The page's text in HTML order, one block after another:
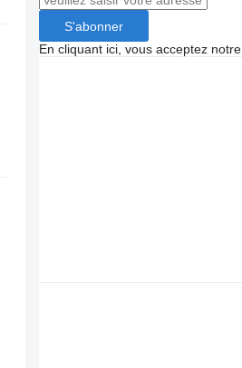
S'abonner
En cliquant ici, vous acceptez notre